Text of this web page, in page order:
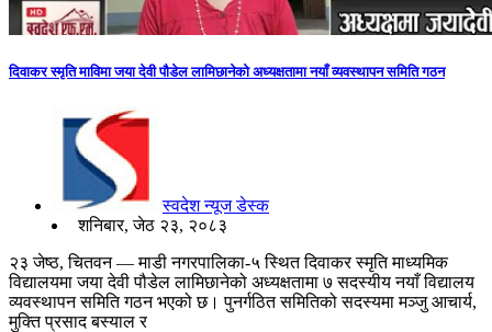
दिवाकर स्मृति माविमा जया देवी पौडेल लामिछानेको अध्यक्षतामा नयाँ व्यवस्थापन समिति गठन
स्वदेश न्यूज डेस्क
शनिबार, जेठ २३, २०८३
२३ जेष्ठ, चितवन — माडी नगरपालिका-५ स्थित दिवाकर स्मृति माध्यमिक
विद्यालयमा जया देवी पौडेल लामिछानेको अध्यक्षतामा ७ सदस्यीय नयाँ विद्यालय
व्यवस्थापन समिति गठन भएको छ। पुनर्गठित समितिको सदस्यमा मञ्जु आचार्य,
मुक्ति प्रसाद बस्याल र